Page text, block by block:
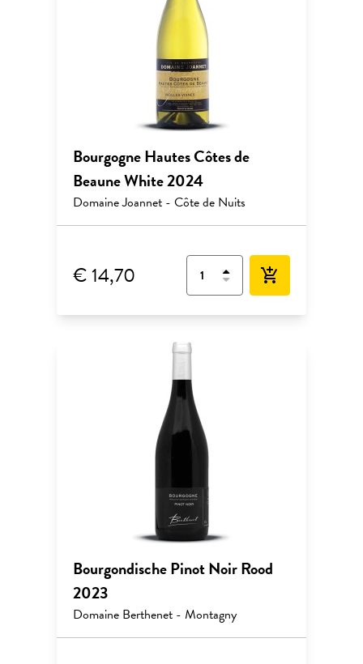
Bourgogne Hautes Côtes de
Beaune White 2024
Domaine Joannet - Côte de Nuits
€ 14,70 add_shopping_cart
Bourgondische Pinot Noir Rood
2023
Domaine Berthenet - Montagny